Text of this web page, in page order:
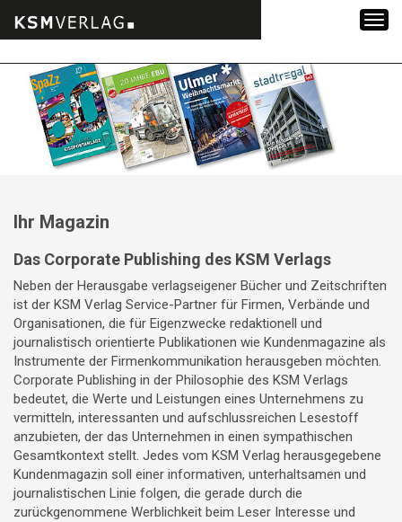
Inhalt
springen
Ihr Magazin
Das Corporate Publishing des KSM Verlags
Neben der Herausgabe verlagseigener Bücher und Zeitschriften
ist der KSM Verlag Service-Partner für Firmen, Verbände und
Organisationen, die für Eigenzwecke redaktionell und
journalistisch orientierte Publikationen wie Kundenmagazine als
Instrumente der Firmenkommunikation herausgeben möchten.
Corporate Publishing in der Philosophie des KSM Verlags
bedeutet, die Werte und Leistungen eines Unternehmens zu
vermitteln, interessanten und aufschlussreichen Lesestoff
anzubieten, der das Unternehmen in einen sympathischen
Gesamtkontext stellt. Jedes vom KSM Verlag herausgegebene
Kundenmagazin soll einer informativen, unterhaltsamen und
journalistischen Linie folgen, die gerade durch die
zurückgenommene Werblichkeit beim Leser Interesse und